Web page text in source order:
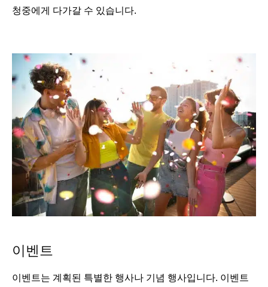
청중에게 다가갈 수 있습니다.
이벤트
이벤트는 계획된 특별한 행사나 기념 행사입니다. 이벤트